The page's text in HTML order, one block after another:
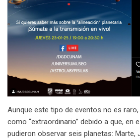
Aunque este tipo de eventos no es
como “extraordinario” debido a que, en
pudieron observar seis planetas: Marte,